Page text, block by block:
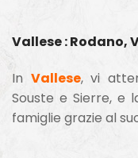
Vallese : Rodano,
In Vallese, vi
Souste e Sierre, e
famiglie grazie al